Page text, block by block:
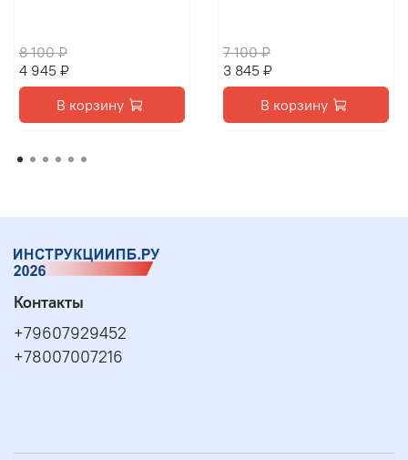
8 100 ₽
4 945 ₽
В корзину
7 100 ₽
3 845 ₽
В корзину
Контакты
+79607929452
+78007007216